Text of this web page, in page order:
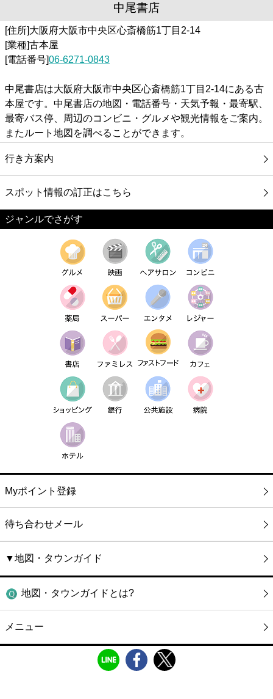
中尾書店
[住所]大阪府大阪市中央区心斎橋筋1丁目2-14
[業種]古本屋
[電話番号]06-6271-0843
中尾書店は大阪府大阪市中央区心斎橋筋1丁目2-14にある古
本屋です。中尾書店の地図・電話番号・天気予報・最寄駅、
最寄バス停、周辺のコンビニ・グルメや観光情報をご案内。
またルート地図を調べることができます。
行き方案内
スポット情報の訂正はこちら
ジャンルでさがす
Myポイント登録
待ち合わせメール
▼地図・タウンガイド
地図・タウンガイドとは?
メニュー